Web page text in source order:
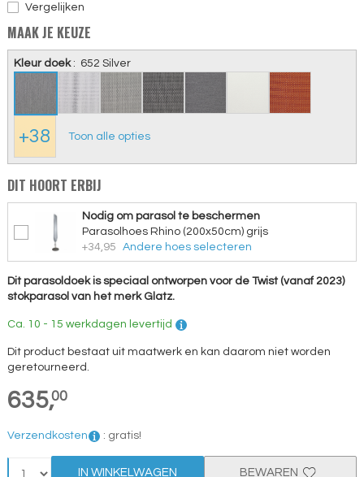
Vergelijken
MAAK JE KEUZE
Kleur doek: 652 Silver
+38 Toon alle opties
DIT HOORT ERBIJ
Nodig om parasol te beschermen
Parasolhoes Rhino (200x50cm) grijs
+34,95
Andere hoes selecteren
Dit parasoldoek is speciaal ontworpen voor de Twist (vanaf 2023)
stokparasol van het merk Glatz.
Ca. 10 - 15 werkdagen levertijd
Dit product bestaat uit maatwerk en kan daarom niet worden
geretourneerd.
635,00
Verzendkosten : gratis!
IN WINKELWAGEN BEWAREN